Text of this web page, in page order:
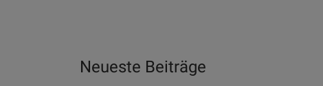
Neueste Beiträge